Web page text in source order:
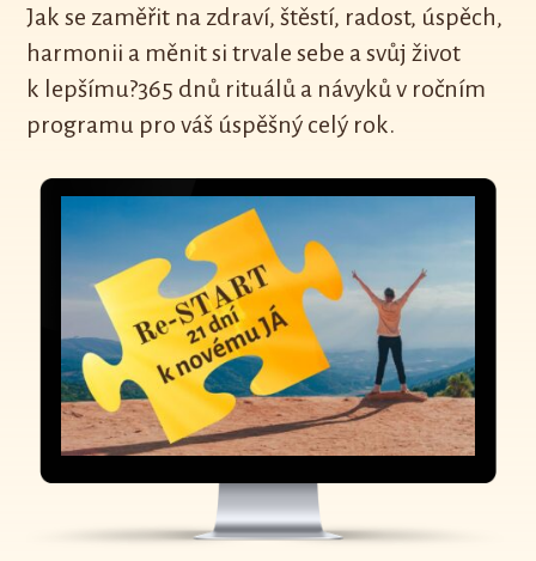
Jak se zaměřit na zdraví, štěstí, radost, úspěch,
harmonii a měnit si trvale sebe a svůj život
k lepšímu?365 dnů rituálů a návyků v ročním
programu pro váš úspěšný celý rok.